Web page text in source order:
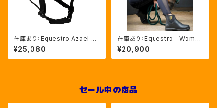
在庫あり：Equestro Azael ユ
ニセックスヘルメットNAVY/NA
VYSHINY XLサイズ（ETU02
011）
¥25,080
在庫あり：Equestro Wome
n’ｓ メッシュインサート フル
グリップレギンス（ETW00170）
¥20,900
セール中の商品